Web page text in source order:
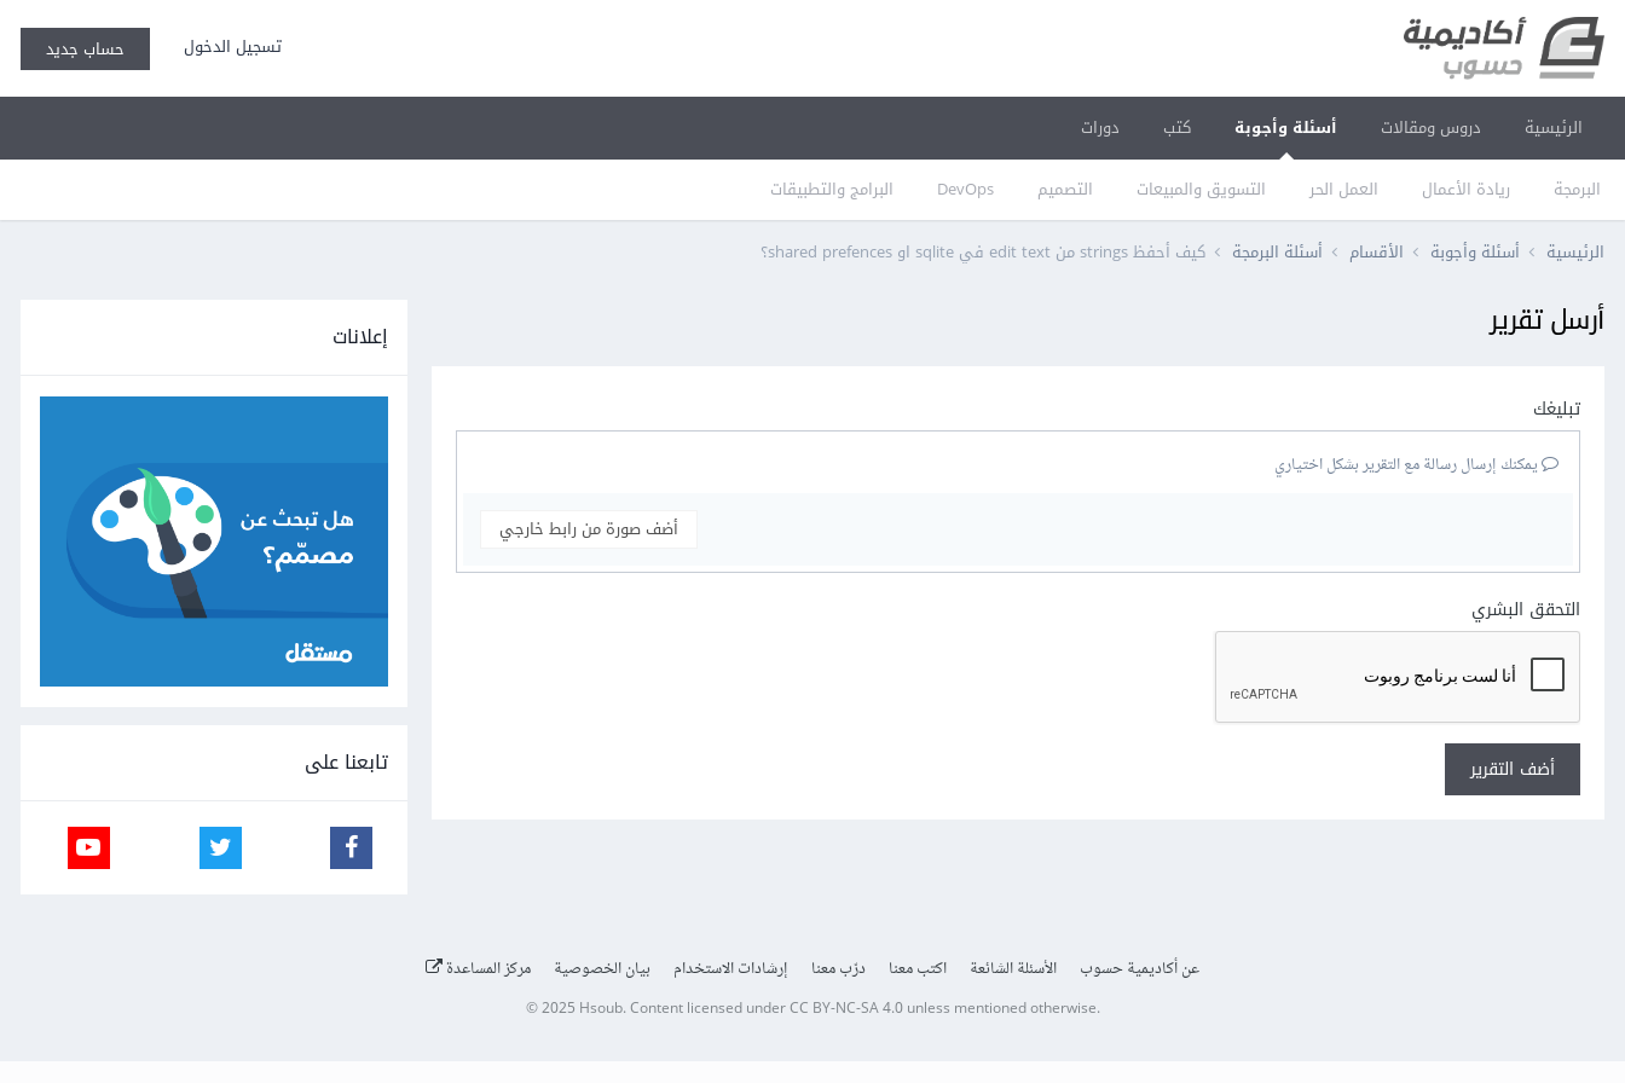
تسجيل الدخول حساب جديد
الرئيسية دروس ومقالات أسئلة وأجوبة
البرمجة ريادة الأعمال العمل الحر التسويق والمبيعات التصميم DevOps البرامج والتطبيقات
كتب دورات
الرئيسية أسئلة وأجوبة الأقسام أسئلة البرمجة كيف أحفظ strings من edit text في sqlite او shared prefences؟
أرسل تقرير
تبليغك
يمكنك إرسال رسالة مع التقرير بشكل اختياري
أضف صورة من رابط خارجي
التحقق البشري
أضف التقرير
إعلانات
تابعنا على
عن أكاديمية حسوب الأسئلة الشائعة اكتب معنا درّب معنا إرشادات الاستخدام بيان الخصوصية مركز المساعدة
© 2025 Hsoub.Content licensed underCC BY-NC-SA 4.0unless mentioned otherwise.